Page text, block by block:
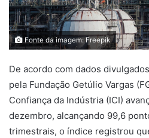
Fonte da imagem: Freepik
De acordo com dados
pela Fundação Getúlio Vargas
Confiança da Indústria (ICI)
dezembro, alcançando 99,6
trimestrais, o índice registrou